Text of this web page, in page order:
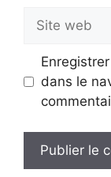
Site
web
dans le